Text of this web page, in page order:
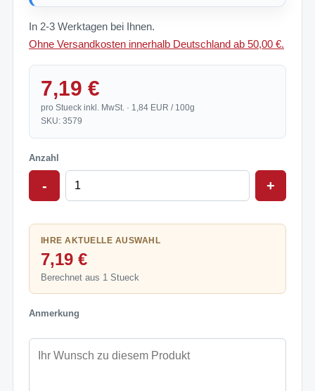
In 2-3 Werktagen bei Ihnen.
Ohne Versandkosten innerhalb Deutschland ab 50,00 €.
7,19 €
pro Stueck inkl. MwSt. · 1,84 EUR / 100g
SKU: 3579
Anzahl
- +
IHRE AKTUELLE AUSWAHL
7,19 €
Berechnet aus 1 Stueck
Anmerkung